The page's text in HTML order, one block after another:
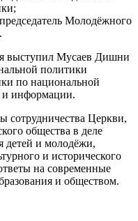
Молодёжного
выступил Мусаев Дишни
политики
по национальной
и информации.
сотрудничества Церкви,
общества в деле
детей и молодёжи,
и исторического
на современные
и обществом.